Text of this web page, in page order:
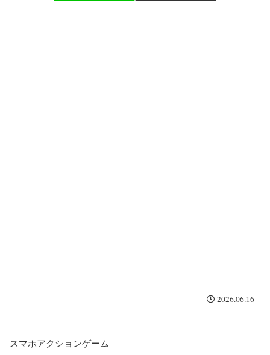
2026.06.16
スマホアクションゲーム